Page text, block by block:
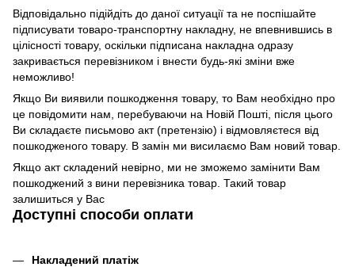
Відповідально підійдіть до даної ситуації та не поспішайте
підписувати товаро-транспортну накладну, не впевнившись в
цілісності товару, оскільки підписана накладна одразу
закривається перевізником і внести будь-які зміни вже
неможливо!
Якщо Ви виявили пошкодження товару, то Вам необхідно про
це повідомити нам, перебуваючи на Новій Пошті, після цього
Ви складаєте письмово акт (претензію) і відмовляєтеся від
пошкодженого товару. В замін ми висилаємо Вам новий товар.
Якщо акт складений невірно, ми не зможемо замінити Вам
пошкоджений з вини перевізника товар. Такий товар
залишиться у Вас
Доступні способи оплати
Накладений платіж